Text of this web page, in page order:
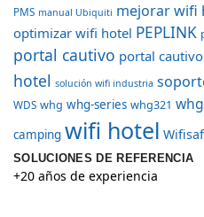
PMS manual Ubiquiti mejorar wifi
optimizar wifi hotel PEPLINK
portal cautivo portal
hotel solución wifi industria
WDS whg whg-series whg321
camping wifi hotel
SOLUCIONES DE REFERENCIA
+20 años de experiencia